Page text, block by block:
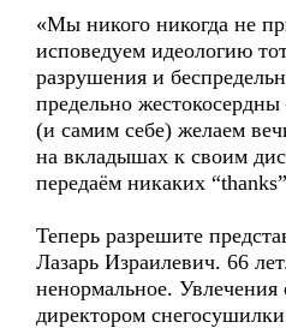
«Мы никого никогда не
исповедуем идеологию
разрушения и
предельно
(и самим себе) желаем
на вкладышах к своим
передаём никаких
Теперь разрешите
Лазарь Израилевич. 66
ненормальное.
директором